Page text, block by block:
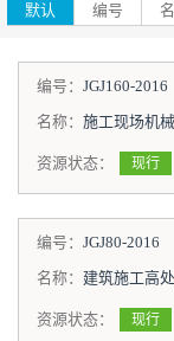
默认 编号
编号： JGJ160-2016
名称： 施工现场机
资源状态： 现行
编号： JGJ80-2016
名称： 建筑施工高
资源状态： 现行